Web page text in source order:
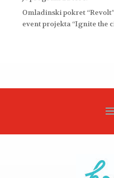
Omladinski pokret
event projekta “Ignite the